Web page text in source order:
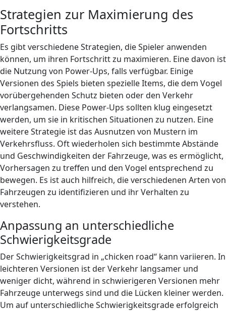
Strategien zur Maximierung des
Fortschritts
Es gibt verschiedene Strategien, die Spieler anwenden
können, um ihren Fortschritt zu maximieren. Eine davon ist
die Nutzung von Power-Ups, falls verfügbar. Einige
Versionen des Spiels bieten spezielle Items, die dem Vogel
vorübergehenden Schutz bieten oder den Verkehr
verlangsamen. Diese Power-Ups sollten klug eingesetzt
werden, um sie in kritischen Situationen zu nutzen. Eine
weitere Strategie ist das Ausnutzen von Mustern im
Verkehrsfluss. Oft wiederholen sich bestimmte Abstände
und Geschwindigkeiten der Fahrzeuge, was es ermöglicht,
Vorhersagen zu treffen und den Vogel entsprechend zu
bewegen. Es ist auch hilfreich, die verschiedenen Arten von
Fahrzeugen zu identifizieren und ihr Verhalten zu
verstehen.
Anpassung an unterschiedliche
Schwierigkeitsgrade
Der Schwierigkeitsgrad in „chicken road“ kann variieren. In
leichteren Versionen ist der Verkehr langsamer und
weniger dicht, während in schwierigeren Versionen mehr
Fahrzeuge unterwegs sind und die Lücken kleiner werden.
Um auf unterschiedliche Schwierigkeitsgrade erfolgreich